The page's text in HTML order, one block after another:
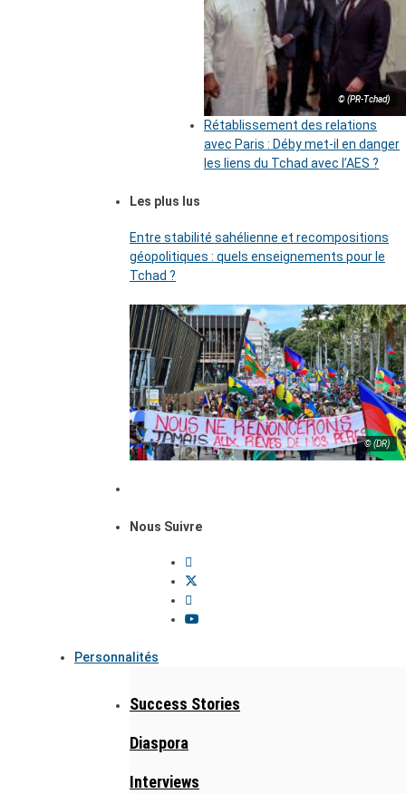
© (PR-Tchad)
Rétablissement des relations
avec Paris : Déby met-il en danger
les liens du Tchad avec l’AES ?
Les plus lus
Entre stabilité sahélienne et recompositions
géopolitiques : quels enseignements pour le
Tchad ?
© (DR)
Nous Suivre
Personnalités
Success Stories
Diaspora
Interviews